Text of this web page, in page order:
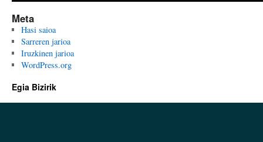
Meta
Hasi saioa
Sarreren jarioa
Iruzkinen jarioa
WordPress.org
Egia Bizirik